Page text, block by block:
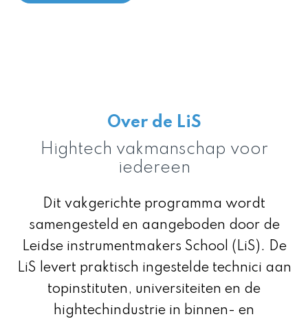
Over de LiS
Hightech vakmanschap voor
iedereen
Dit vakgerichte programma wordt
samengesteld en aangeboden door de
Leidse instrumentmakers School (LiS). De
LiS levert praktisch ingestelde technici aan
topinstituten, universiteiten en de
hightechindustrie in binnen- en